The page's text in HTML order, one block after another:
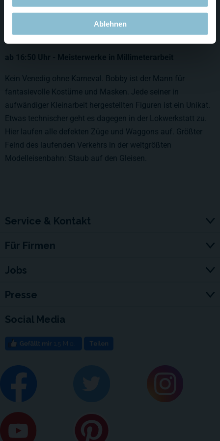
Ablehnen
ab 16:50 Uhr - Meisterwerke in Millimeterarbeit
Kein Venedig ohne Karneval. Bobby ist der Mann für
fantasievolle Kostüme und Masken. Jede seiner in
aufwändiger Kleinarbeit hergestellten Figuren ist ein Unikat.
Etwas technischer geht es dagegen in der Lokwerkstatt zu.
Hier laufen alle defekten Züge und Waggons auf. Größter
Feind des laufenden Verkehrs in der weltgrößten
Modelleisenbahn: Staub auf den Gleisen.
Service & Kontakt
Für Firmen
Jobs
Presse
Social Media